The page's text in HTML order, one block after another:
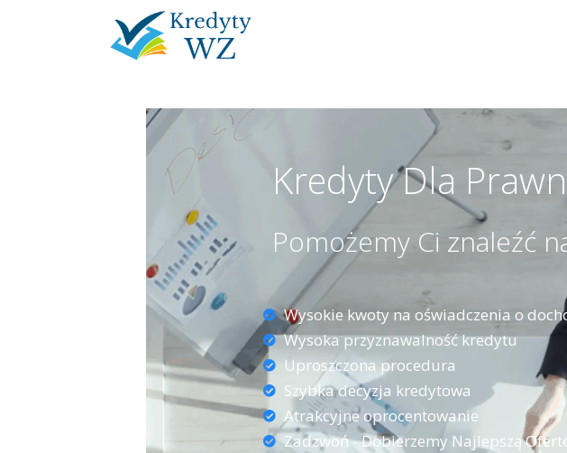
Kredyty Dla
Pomożemy Ci znaleźć
Wysokie kwoty na oświadczenia o
Wysoka przyznawalność kredytu
Uproszczona procedura
Szybka decyzja kredytowa
Atrakcyjne oprocentowanie
Zadzwoń - Dobierzemy Najlepszą